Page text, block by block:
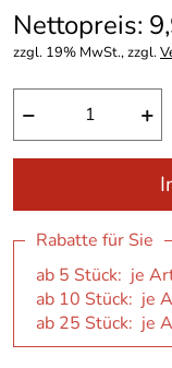
Nettopreis:
zzgl. 19% MwSt., zzgl.
− +
Rabatte für Sie
ab 5 Stück: je
ab 10 Stück: je
ab 25 Stück: je